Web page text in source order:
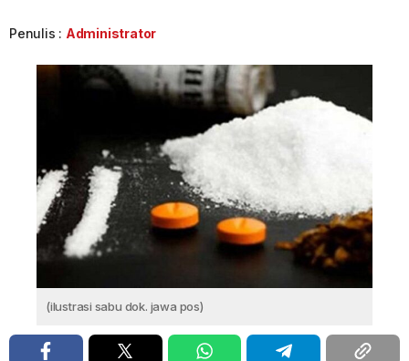
Penulis : Administrator
(ilustrasi sabu dok. jawa pos)